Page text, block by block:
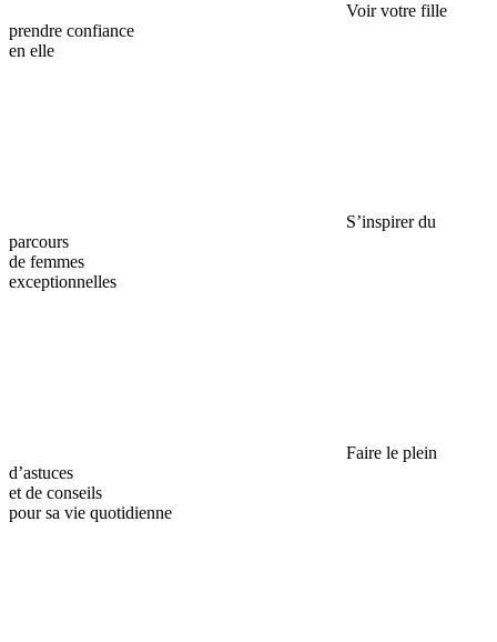
Voir votre fille
prendre confiance
en elle
S’inspirer du
parcours
de femmes
exceptionnelles
Faire le plein
d’astuces
et de conseils
pour sa vie quotidienne